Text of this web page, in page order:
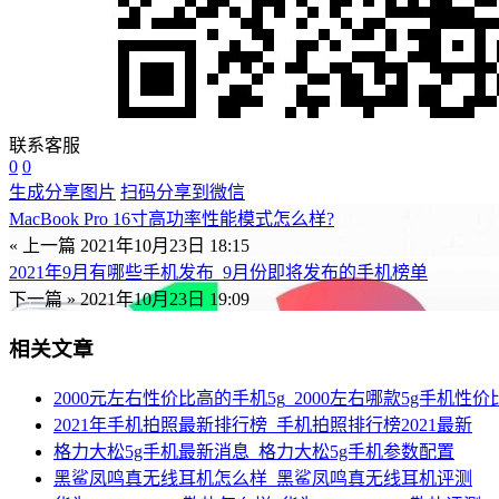
联系客服
0 0
生成分享图片 扫码分享到微信
MacBook Pro 16寸高功率性能模式怎么样?
« 上一篇 2021年10月23日 18:15
2021年9月有哪些手机发布_9月份即将发布的手机榜单
下一篇 » 2021年10月23日 19:09
相关文章
2000元左右性价比高的手机5g_2000左右哪款5g手机性价
2021年手机拍照最新排行榜_手机拍照排行榜2021最新
格力大松5g手机最新消息_格力大松5g手机参数配置
黑鲨凤鸣真无线耳机怎么样_黑鲨凤鸣真无线耳机评测